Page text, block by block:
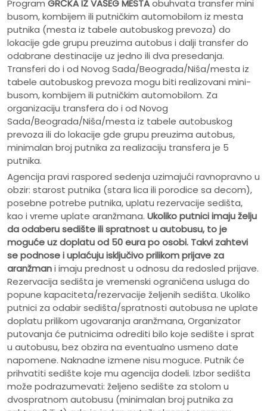
Program GRČKA IZ VAŠEG MESTAobuhvata transfer mini
busom, kombijem ili putničkim automobilom iz mesta
putnika (mesta iz tabele autobuskog prevoza) do
lokacije gde grupu preuzima autobus i dalji transfer do
odabrane destinacije uz jedno ili dva presedanja.
Transferi do i od Novog Sada/Beograda/Niša/mesta iz
tabele autobuskog prevoza mogu biti realizovani mini-
busom, kombijem ili putničkim automobilom. Za
organizaciju transfera do i od Novog
Sada/Beograda/Niša/mesta iz tabele autobuskog
prevoza ili do lokacije gde grupu preuzima autobus,
minimalan broj putnika za realizaciju transfera je 5
putnika.
Agencija pravi raspored sedenja uzimajući ravnopravno u
obzir: starost putnika (stara lica ili porodice sa decom),
posebne potrebe putnika, uplatu rezervacije sedišta,
kao i vreme uplate aranžmana. Ukoliko putnici imaju želju
da odaberu sedište ili spratnost u autobusu, to je
moguće uz doplatu od 50 eura po osobi. Takvi zahtevi
se podnose i uplaćuju isključivo prilikom prijave za
aranžmani imaju prednost u odnosu da redosled prijave.
Rezervacija sedišta je vremenski ograničena usluga do
popune kapaciteta/rezervacije željenih sedišta. Ukoliko
putnici za odabir sedišta/spratnosti autobusa ne uplate
doplatu prilikom ugovaranja aranžmana, Organizator
putovanja će putnicima odrediti bilo koje sedište i sprat
u autobusu, bez obzira na eventualno usmeno date
napomene. Naknadne izmene nisu moguce. Putnik će
prihvatiti sedište koje mu agencija dodeli. Izbor sedišta
može podrazumevati: željeno sedište za stolom u
dvospratnom autobusu (minimalan broj putnika za